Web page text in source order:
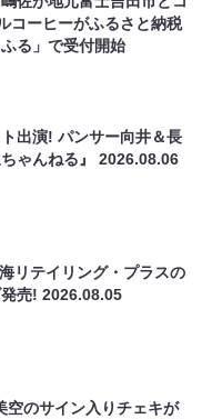
コーヒーがふるさと納税
る」で受付開始
出演! パンサー向井＆長
ゃんねる』2026.08.06
リテイリング・プラスの
発売!2026.08.05
空のサイン入りチェキが